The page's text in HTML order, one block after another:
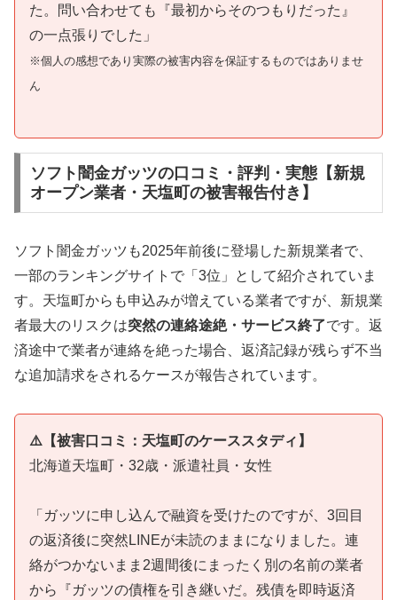
た。問い合わせても『最初からそのつもりだった』
の一点張りでした」
※個人の感想であり実際の被害内容を保証するものではありませ
ん
ソフト闇金ガッツの口コミ・評判・実態【新規
オープン業者・天塩町の被害報告付き】
ソフト闇金ガッツも2025年前後に登場した新規業者で、
一部のランキングサイトで「3位」として紹介されていま
す。天塩町からも申込みが増えている業者ですが、新規業
者最大のリスクは突然の連絡途絶・サービス終了です。返
済途中で業者が連絡を絶った場合、返済記録が残らず不当
な追加請求をされるケースが報告されています。
⚠️【被害口コミ：天塩町のケーススタディ】
北海道天塩町・32歳・派遣社員・女性
「ガッツに申し込んで融資を受けたのですが、3回目
の返済後に突然LINEが未読のままになりました。連
絡がつかないまま2週間後にまったく別の名前の業者
から『ガッツの債権を引き継いだ。残債を即時返済